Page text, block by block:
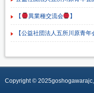
【 異業種交流会 】
【公益社団法人五所川原青
Copyright ©